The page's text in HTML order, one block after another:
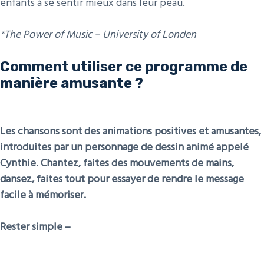
*The Power of Music – University of Londen
Comment utiliser ce programme de
manière amusante ?
Les chansons sont des animations positives et amusantes,
introduites par un personnage de dessin animé appelé
Cynthie. Chantez, faites des mouvements de mains,
dansez, faites tout pour essayer de rendre le message
facile à mémoriser.
Rester simple –